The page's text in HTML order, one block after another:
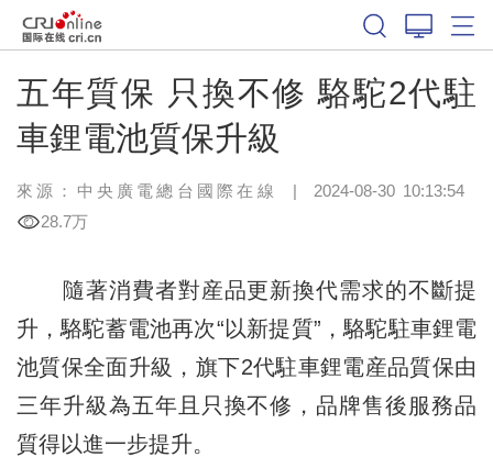
五年質保 只換不修 駱駝2代駐
車鋰電池質保升級
來源： 中央廣電總台國際在線 | 2024-08-30 10:13:54
28.7万
隨著消費者對産品更新換代需求的不斷提
升，駱駝蓄電池再次“以新提質”，駱駝駐車鋰電
池質保全面升級，旗下2代駐車鋰電産品質保由
三年升級為五年且只換不修，品牌售後服務品
質得以進一步提升。